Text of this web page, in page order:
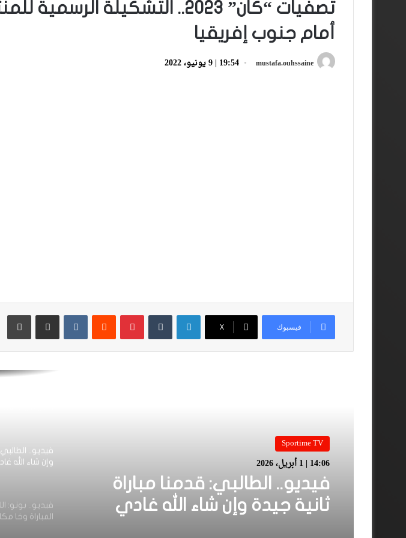
تصفيات “كان” 2023.. التشكيلة
أمام جنوب إفريقيا
mustafa.ouhssaine 19:54 | 9 يونيو، 2022
فيسبوك ‫X
لينكدإن بينتيريست مشاركة عبر البريد
Sportime TV
14:06 | 1 أبريل، 2026
فيديو.. الطالبي: قدمنا مباراة
ثانية جيدة وإن شاء الله غادي
فيديو.. عدنان
مجموعة
فيديو..
وإن شاء الله
فيديو.. بونو:
المباراة وخا